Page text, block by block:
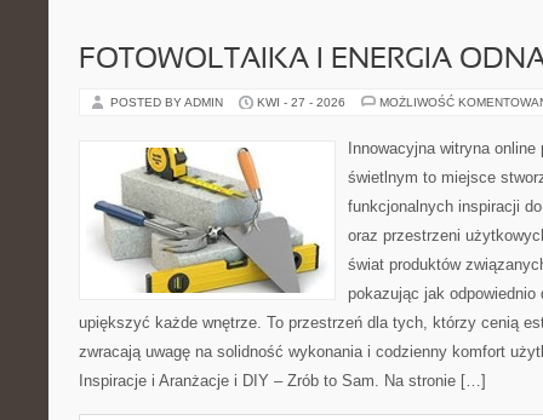
FOTOWOLTAIKA I ENERGIA
POSTED BY ADMIN KWI - 27 - 2026 MOŻLIWOŚĆ
Innowacyjna witryna
świetlnym to miejsce
funkcjonalnych inspiracji
oraz przestrzeni
świat produktów
pokazując jak odpowiednio
upiększyć każde wnętrze. To przestrzeń dla tych, którzy cenią
zwracają uwagę na solidność wykonania i codzienny komfort
Inspiracje i Aranżacje i DIY – Zrób to Sam. Na stronie […]